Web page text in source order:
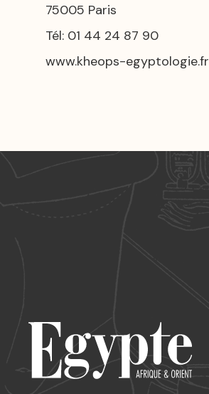
75005 Paris
Tél: 01 44 24 87 90
www.kheops-egyptologie.fr